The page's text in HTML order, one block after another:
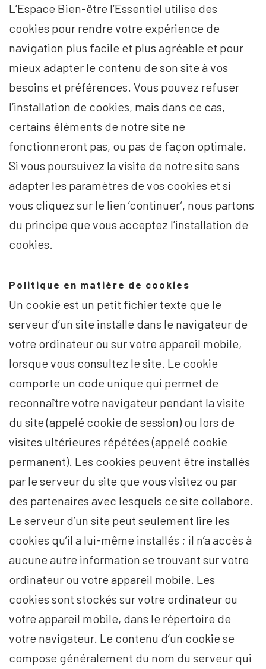
L’Espace Bien-être l’Essentiel utilise des
cookies pour rendre votre expérience de
navigation plus facile et plus agréable et pour
mieux adapter le contenu de son site à vos
besoins et préférences. Vous pouvez refuser
l’installation de cookies, mais dans ce cas,
certains éléments de notre site ne
fonctionneront pas, ou pas de façon optimale.
Si vous poursuivez la visite de notre site sans
adapter les paramètres de vos cookies et si
vous cliquez sur le lien ‘continuer’, nous partons
du principe que vous acceptez l’installation de
cookies.
Politique en matière de cookies
Un cookie est un petit fichier texte que le
serveur d’un site installe dans le navigateur de
votre ordinateur ou sur votre appareil mobile,
lorsque vous consultez le site. Le cookie
comporte un code unique qui permet de
reconnaître votre navigateur pendant la visite
du site (appelé cookie de session) ou lors de
visites ultérieures répétées (appelé cookie
permanent). Les cookies peuvent être installés
par le serveur du site que vous visitez ou par
des partenaires avec lesquels ce site collabore.
Le serveur d’un site peut seulement lire les
cookies qu’il a lui-même installés ; il n’a accès à
aucune autre information se trouvant sur votre
ordinateur ou votre appareil mobile. Les
cookies sont stockés sur votre ordinateur ou
votre appareil mobile, dans le répertoire de
votre navigateur. Le contenu d’un cookie se
compose généralement du nom du serveur qui